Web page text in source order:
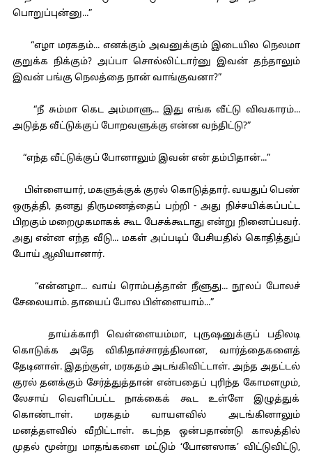
பொறுப்புன்னு...”
“எழா மரகதம்... எனக்கும் அவனுக்கும் இடையில நெலமா
குறுக்க நிக்கும்? அப்பா சொல்லிட்டார்னு இவன் தந்தாலும்
இவன் பங்கு நெலத்தை நான் வாங்குவனா?”
“நீ சும்மா கெட அம்மாளு... இது எங்க வீட்டு விவகாரம்...
அடுத்த வீட்டுக்குப் போறவளுக்கு என்ன வந்திட்டு?”
“எந்த வீட்டுக்குப் போனாலும் இவன் என் தம்பிதான்...”
பிள்ளையார், மகளுக்குக் குரல் கொடுத்தார். வயதுப் பெண்
ஒருத்தி, தனது திருமணத்தைப் பற்றி - அது நிச்சயிக்கப்பட்ட
பிறகும் மறைமுகமாகக் கூட பேசக்கூடாது என்று நினைப்பவர்.
அது என்ன எந்த வீடு... மகள் அப்படிப் பேசியதில் கொதித்துப்
போய் ஆவியானார்.
“என்னழா... வாய் ரொம்பத்தான் நீளுது... நூலப் போலச்
சேலையாம். தாயைப் போல பிள்ளையாம்...”
தாய்க்காரி வெள்ளையம்மா, புருஷனுக்குப் பதிலடி
கொடுக்க அதே விகிதாச்சாரத்திலான, வார்த்தைகளைத்
தேடினாள். இதற்குள், மரகதம் அடங்கிவிட்டாள். அந்த அதட்டல்
குரல் தனக்கும் சேர்த்துத்தான் என்பதைப் புரிந்த கோமளமும்,
லேசாய் வெளிப்பட்ட நாக்கைக் கூட உள்ளே இழுத்துக்
கொண்டாள். மரகதம் வாயளவில் அடங்கினாலும்
மனத்தளவில் வீறிட்டாள். கடந்த ஒன்பதாண்டு காலத்தில்
முதல் மூன்று மாதங்களை மட்டும் ‘போனஸாக’ விட்டுவிட்டு,